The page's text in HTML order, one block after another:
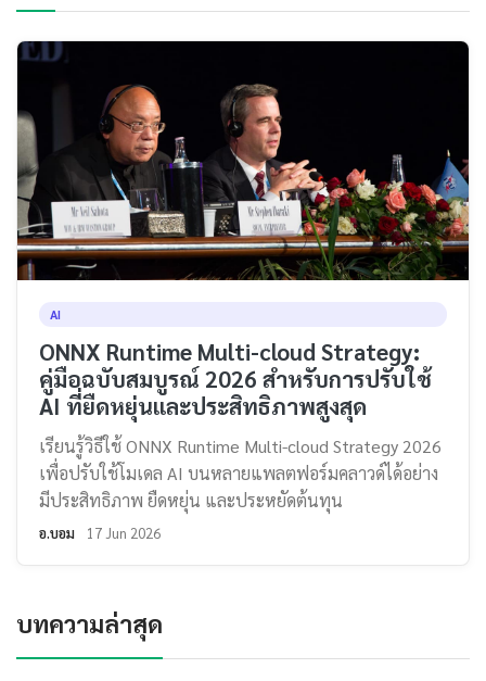
AI
ONNX Runtime Multi-cloud Strategy:
คู่มือฉบับสมบูรณ์ 2026 สำหรับการปรับใช้
AI ที่ยืดหยุ่นและประสิทธิภาพสูงสุด
เรียนรู้วิธีใช้ ONNX Runtime Multi-cloud Strategy 2026
เพื่อปรับใช้โมเดล AI บนหลายแพลตฟอร์มคลาวด์ได้อย่าง
มีประสิทธิภาพ ยืดหยุ่น และประหยัดต้นทุน
อ.บอม 17 Jun 2026
บทความล่าสุด